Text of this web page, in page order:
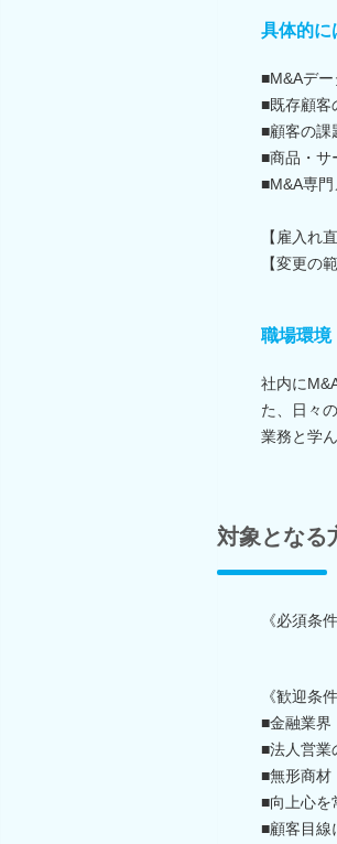
具体的に
■M&Aデ
■既存顧客
■顧客の課
■商品・サ
■M&A専
【雇入れ
【変更の
職場環境
社内に
た、日々
業務と学
対象となる
《必須条
《歓迎条件
■金融業界
■法人営業
■無形商材
■向上心を
■顧客目線